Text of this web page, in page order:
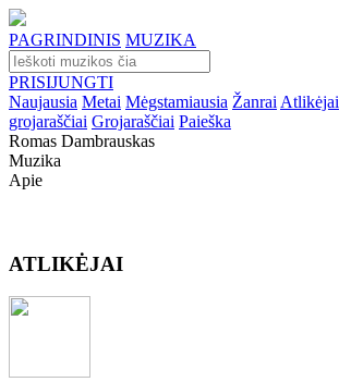
PAGRINDINIS MUZIKA
PRISIJUNGTI
Naujausia Metai Mėgstamiausia Žanrai Atlikėjai
grojaraščiai Grojaraščiai Paieška
Romas Dambrauskas
Muzika
Apie
ATLIKĖJAI